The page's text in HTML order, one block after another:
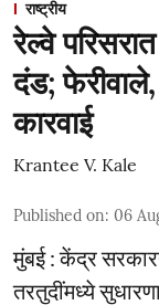
राष्ट्रीय
रेल्वे
दंड;
कारवाई
Krantee V. Kale
Published on: 06
मुंबई : केंद्र
तरतुदींमध्ये